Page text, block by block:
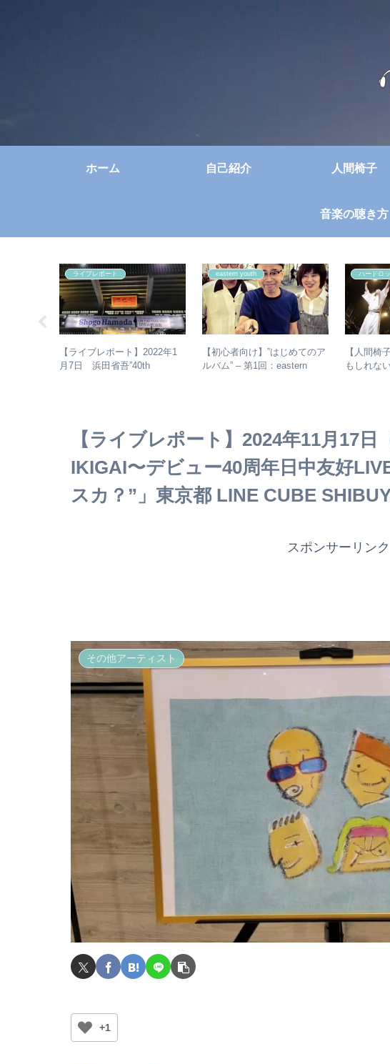
ホーム 自己紹介 人間椅子
音楽の聴き方
ライブレポート
【ライブレポート】2022年1
月7日 浜田省吾”40th
eastern youth
【初心者向け】”はじめてのア
ルバム” – 第1回：eastern
ハードロ
【人間椅
もしれな
【ライブレポート】2024年11月17
IKIGAI〜デビュー40周年日中友好
スカ？”」東京都 LINE CUBE
スポンサーリンク
その他アーティスト
+1